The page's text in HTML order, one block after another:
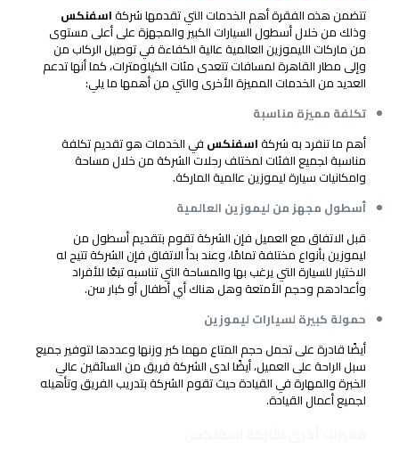
تتضمن هذه الفقرة أهم الخدمات التي تقدمها شركةاسفنكس
وذلك من خلال أسطول السيارات الكبير والمجهزة على أعلى مستوى
من ماركات الليموزين العالمية عالية الكفاءة في توصيل الركاب من
وإلى مطار القاهرة لمسافات تتعدى مئات الكيلومترات، كما أنها تدعم
العديد من الخدمات المميزة الأخرى والتي من أهمها ما يلي:
تكلفة مميزة مناسبة
أهم ما تنفرد به شركةاسفنكس في الخدمات هو تقديم تكلفة
مناسبة لجميع الفئات لمختلف رحلات الشركة من خلال مساحة
وامكانيات سيارة ليموزين عالمية الماركة.
أسطول مجهز من ليموزين العالمية
قبل الاتفاق مع العميل فإن الشركة تقوم بتقديم أسطول من
ليموزين بأنواع مختلفة تمامًا، وعند بدأ الاتفاق فإن الشركة تتيح له
الاختيار للسيارة التي يرغب بها والمساحة التي تناسبه تبعًا للأفراد
وأعدادهم وحجم الأمتعة وهل هناك أي أطفال أو كبار سن.
حمولة كبيرة لسيارات ليموزين
أيضًا قادرة على تحمل حجم المتاع مهما كبر وزنها وعددها لتوفير جميع
سبل الراحة على العميل، أيضًا لدى الشركة فريق من السائقين عالي
الخبرة والمهارة في القيادة حيث تقوم الشركة بتدريب الفريق وتأهيله
لجميع أعمال القيادة.